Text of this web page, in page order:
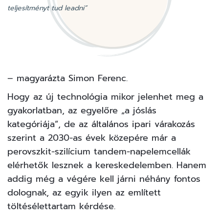
teljesítményt tud leadni”
– magyarázta Simon Ferenc.
Hogy az új technológia mikor jelenhet meg a
gyakorlatban, az egyelőre „a jóslás
kategóriája”, de az általános ipari várakozás
szerint a 2030-as évek közepére már a
perovszkit-szilícium tandem-napelemcellák
elérhetők lesznek a kereskedelemben. Hanem
addig még a végére kell járni néhány fontos
dolognak, az egyik ilyen az említett
töltésélettartam kérdése.